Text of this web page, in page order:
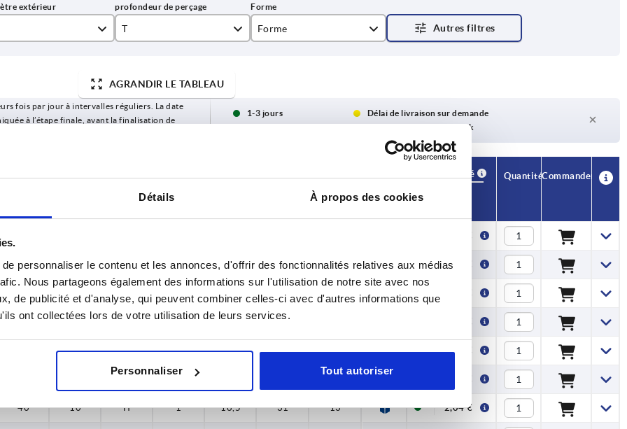
Détails À propos des cookies
personnaliser le contenu et les annonces, d'offrir des fonctionnalités relatives aux médias
Nous partageons également des informations sur l'utilisation de notre site avec nos
de publicité et d'analyse, qui peuvent combiner celles-ci avec d'autres informations que
ont collectées lors de votre utilisation de leurs services.
Personnaliser Tout autoriser
T
14
Forme
AGRANDIR LE TABLEAU
fois par jour à intervalles réguliers. La date
à l’étape finale, avant la finalisation de
1-3 jours
Délai de livraison sur demande
4-20 jours
Actuellement pas en stock
CAO
Disponibilité
QuantitéCommander
2,04 €
40 10 H 1 16,5 31 13 2,04 €
40 16,5 31 2,04 €
40 10 H 1 16,5 31 2,04 €
10 H 1 16,5 31 13 2,04 €
2,04 €
40 10 H 1 16,5 31 13 2,04 €